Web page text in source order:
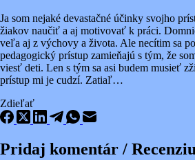
Ja som nejaké devastačné účinky svojho
žiakov naučiť a aj motivovať k práci.
veľa aj z výchovy a života. Ale necítim sa
pedagogický prístup zamieňajú s tým, že
viesť deti. Len s tým sa asi budem musieť
prístup mi je cudzí. Zatiaľ…
Zdieľať
Pridaj komentár / Recenziu